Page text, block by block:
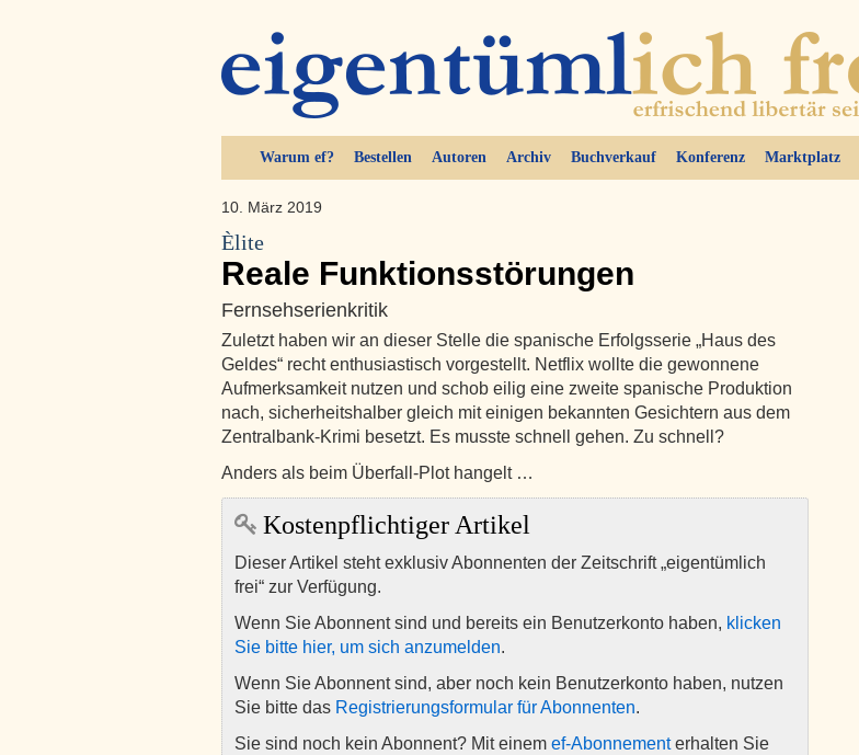
Warum ef? Bestellen Autoren Archiv Buchverkauf Konferenz Marktplatz
10. März 2019
Èlite
Reale Funktionsstörungen
Fernsehserienkritik
Zuletzt haben wir an dieser Stelle die spanische Erfolgsserie „Haus des
Geldes“ recht enthusiastisch vorgestellt. Netflix wollte die gewonnene
Aufmerksamkeit nutzen und schob eilig eine zweite spanische Produktion
nach, sicherheitshalber gleich mit einigen bekannten Gesichtern aus dem
Zentralbank-Krimi besetzt. Es musste schnell gehen. Zu schnell?
Anders als beim Überfall-Plot hangelt …
Kostenpflichtiger Artikel
Dieser Artikel steht exklusiv Abonnenten der Zeitschrift „eigentümlich
frei“ zur Verfügung.
Wenn Sie Abonnent sind und bereits ein Benutzerkonto haben, klicken
Sie bitte hier, um sich anzumelden.
Wenn Sie Abonnent sind, aber noch kein Benutzerkonto haben, nutzen
Sie bitte das Registrierungsformular für Abonnenten.
Sie sind noch kein Abonnent? Mit einem ef-Abonnementerhalten Sie